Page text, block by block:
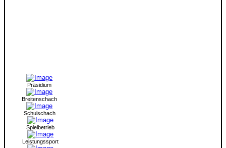
Präsidium
Breitenschach
Schulschach
Spielbetrieb
Leistungssport